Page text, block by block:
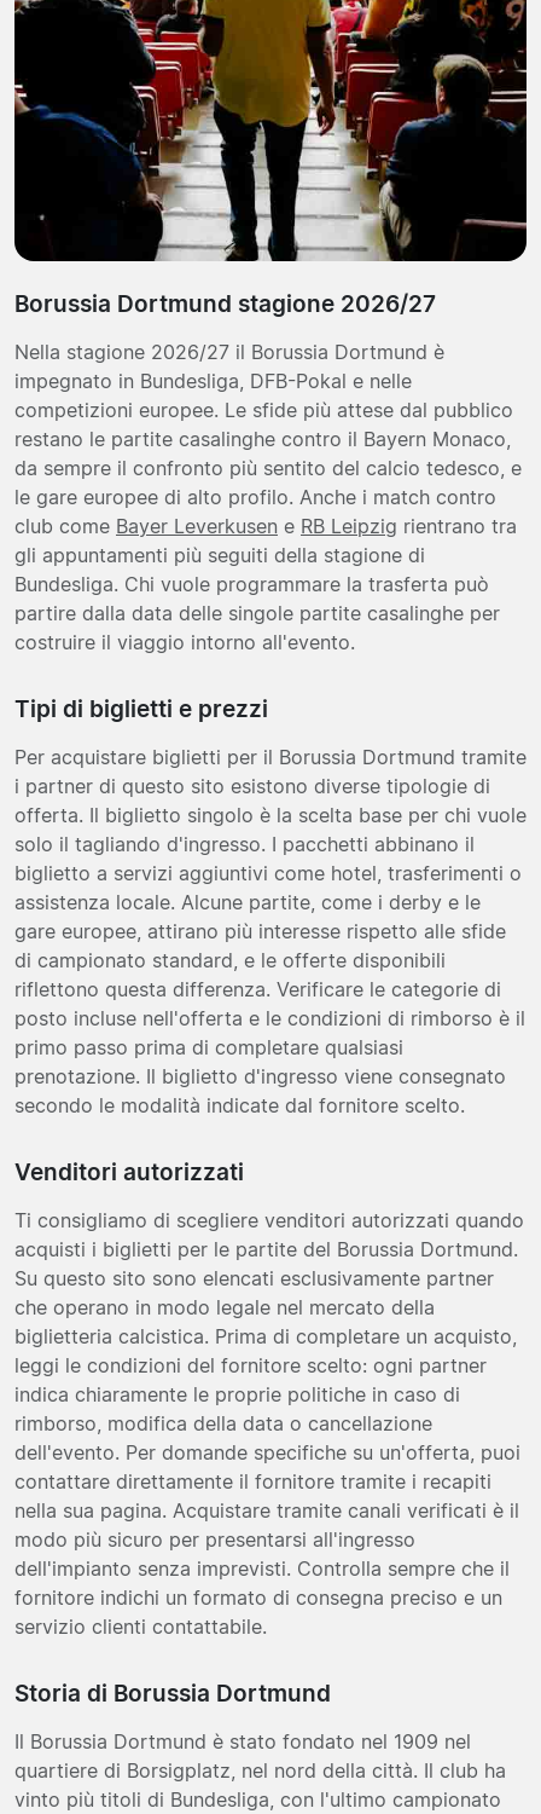
Borussia Dortmund stagione 2026/27
Nella stagione 2026/27 il Borussia Dortmund è
impegnato in Bundesliga, DFB-Pokal e nelle
competizioni europee. Le sfide più attese dal pubblico
restano le partite casalinghe contro il Bayern Monaco,
da sempre il confronto più sentito del calcio tedesco, e
le gare europee di alto profilo. Anche i match contro
club come Bayer Leverkusen e RB Leipzig rientrano tra
gli appuntamenti più seguiti della stagione di
Bundesliga. Chi vuole programmare la trasferta può
partire dalla data delle singole partite casalinghe per
costruire il viaggio intorno all'evento.
Tipi di biglietti e prezzi
Per acquistare biglietti per il Borussia Dortmund tramite
i partner di questo sito esistono diverse tipologie di
offerta. Il biglietto singolo è la scelta base per chi vuole
solo il tagliando d'ingresso. I pacchetti abbinano il
biglietto a servizi aggiuntivi come hotel, trasferimenti o
assistenza locale. Alcune partite, come i derby e le
gare europee, attirano più interesse rispetto alle sfide
di campionato standard, e le offerte disponibili
riflettono questa differenza. Verificare le categorie di
posto incluse nell'offerta e le condizioni di rimborso è il
primo passo prima di completare qualsiasi
prenotazione. Il biglietto d'ingresso viene consegnato
secondo le modalità indicate dal fornitore scelto.
Venditori autorizzati
Ti consigliamo di scegliere venditori autorizzati quando
acquisti i biglietti per le partite del Borussia Dortmund.
Su questo sito sono elencati esclusivamente partner
che operano in modo legale nel mercato della
biglietteria calcistica. Prima di completare un acquisto,
leggi le condizioni del fornitore scelto: ogni partner
indica chiaramente le proprie politiche in caso di
rimborso, modifica della data o cancellazione
dell'evento. Per domande specifiche su un'offerta, puoi
contattare direttamente il fornitore tramite i recapiti
nella sua pagina. Acquistare tramite canali verificati è il
modo più sicuro per presentarsi all'ingresso
dell'impianto senza imprevisti. Controlla sempre che il
fornitore indichi un formato di consegna preciso e un
servizio clienti contattabile.
Storia di Borussia Dortmund
Il Borussia Dortmund è stato fondato nel 1909 nel
quartiere di Borsigplatz, nel nord della città. Il club ha
vinto più titoli di Bundesliga, con l'ultimo campionato